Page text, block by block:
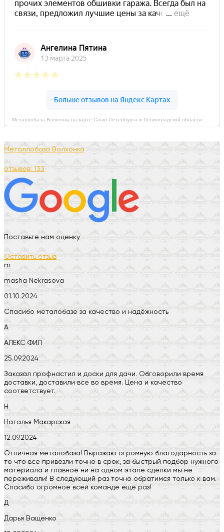
Металлобаза Волхонка
отзывов: 133
Поставьте нам оценку
Оставить отзыв
m
masha Nekrasova
01.10.2024
Спасибо металобазе за качество и надёжность
А
АЛЕКС ФИЛ
25.09.2024
Заказал профнастил и доски для дачи. Обговорили время
доставки, доставили все во время. Цена и качество
соответствует.
Н
Наталья Макарская
12.09.2024
Отличная металобаза! Выражаю огромную благодарность за
то что все привезли точно в срок, за быстрый подбор нужного
материала и главное ни на одном этапе сделки мы не
переживали! В следующий раз точно обратимся только к вам.
Спасибо огромное всей команде ещё раз!
Д
Дарья Ващенко